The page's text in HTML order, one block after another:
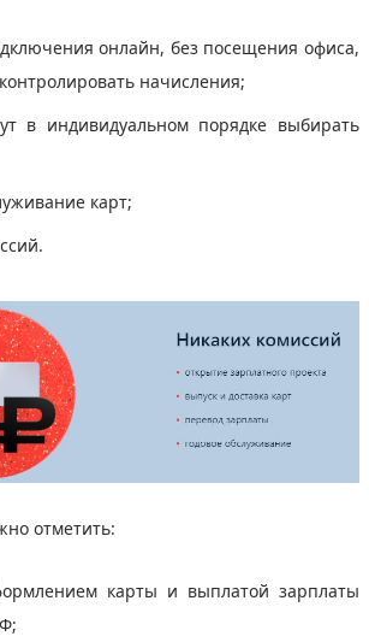
онлайн, без посещения офиса,
начисления;
в индивидуальном порядке выбирать
карт;
отметить:
карты и выплатой зарплаты